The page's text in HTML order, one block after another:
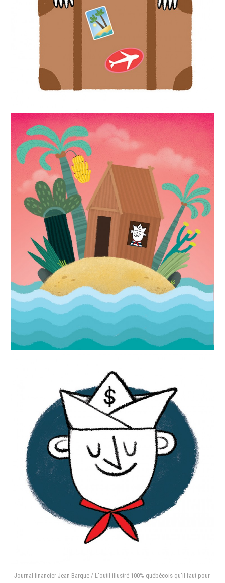
Journal financier Jean Barque / L'outil illustré 100% québécois qu'il faut pour